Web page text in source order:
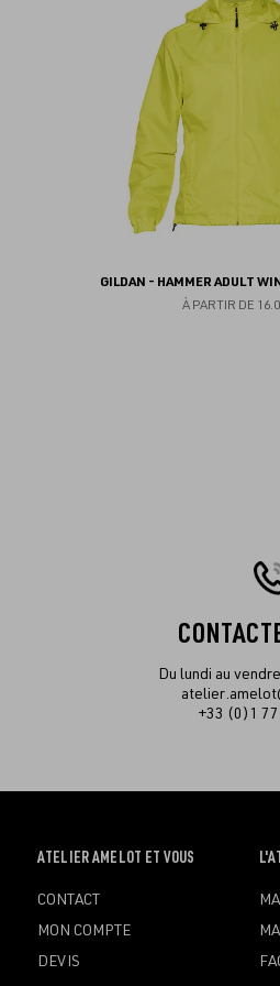
GILDAN - HAMMER ADULT
À PARTIR DE
Du lundi au
+33 (0)1
OUVRIR
MENU
ATELIER AMELOT ET VOUS
CONTACT
MON COMPTE
DEVIS